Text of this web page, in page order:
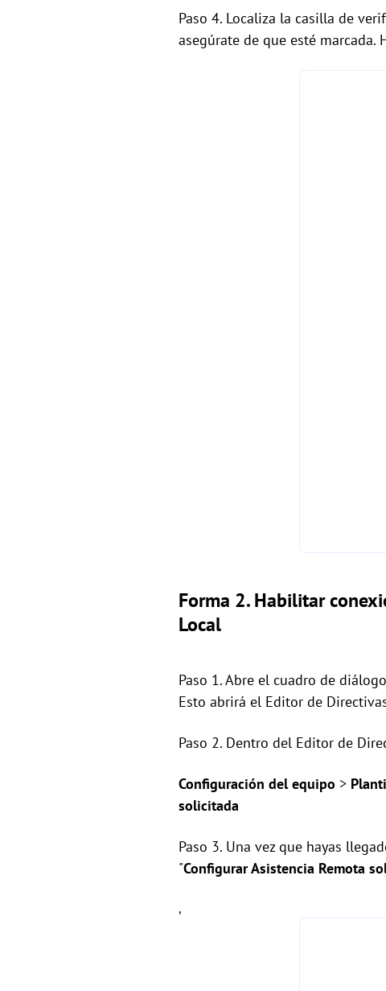
Paso 4. Localiza la casilla de
asegúrate de que esté marcada.
Forma 2. Habilitar
Local
Paso 1. Abre el cuadro de
Esto abrirá el Editor de
Paso 2. Dentro del Editor de
Configuración del equipo >
solicitada
Paso 3. Una vez que hayas
"Configurar Asistencia Remota
,